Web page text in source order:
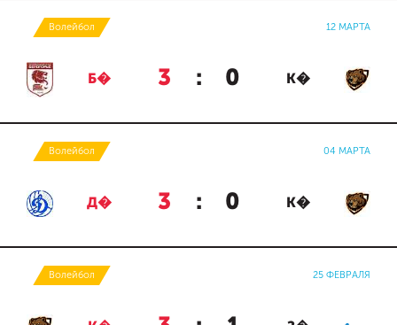
Волейбол 12 МАРТА
Б� 3 : 0 К�
Волейбол 04 МАРТА
Д� 3 : 0 К�
Волейбол 25 ФЕВРАЛЯ